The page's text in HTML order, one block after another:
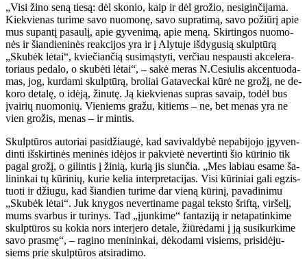
„Vi­si ži­no se­ną tie­są: dėl sko­nio, kaip ir dėl gro­žio, ne­si­gin­či­ja­ma.
Kiek­vie­nas tu­ri­me sa­vo nuo­mo­nę, sa­vo su­pra­ti­mą, sa­vo po­žiū­rį apie
mus su­pan­tį pa­sau­lį, apie gy­ve­ni­mą, apie me­ną. Skir­tin­gos nuo­mo­
nės ir šian­die­ni­nės re­ak­ci­jos yra ir į Aly­tu­je iš­dy­gu­sią skulp­tū­rą
„Sku­bėk lė­tai“, kvie­čian­čią su­si­mąs­ty­ti, ver­čiau ne­spaus­ti ak­ce­le­ra­
to­riaus pe­da­lo, o sku­bė­ti lė­tai“, – sa­kė me­ras N.Ce­siu­lis ak­cen­tuo­da­
mas, jog, kur­da­mi skulp­tū­rą, bro­liai Ga­ta­vec­kai kū­rė ne gro­žį, ne de­
ko­ro de­ta­lę, o idė­ją, ži­nu­tę. Ją kiek­vie­nas su­pras sa­vaip, to­dėl bus
įvai­rių nuo­mo­nių. Vie­niems gra­žu, ki­tiems – ne, bet me­nas yra ne
vien gro­žis, me­nas – ir min­tis.
Skulp­tū­ros au­to­riai pa­si­džiau­gė, kad sa­vi­val­dy­bė ne­pa­bi­jo­jo įgy­ven­
din­ti iš­skir­ti­nės me­ni­nės idė­jos ir pa­kvie­tė ne­ver­tin­ti šio kū­ri­nio tik
pa­gal gro­žį, o gi­lin­tis į ži­nią, ku­rią jis siun­čia. „Mes la­biau esa­me ša­
li­nin­kai tų kū­ri­nių, ku­rie ke­lia in­ter­pre­ta­ci­jas. Vi­si kū­ri­niai ga­li eg­zis­
tuo­ti ir džiu­gu, kad šian­dien tu­ri­me dar vie­ną kū­ri­nį, pa­va­di­ni­mu
„Sku­bėk lė­tai“. Juk kny­gos ne­ver­ti­na­me pa­gal teks­to šrif­tą, vir­še­lį,
mums svar­bus ir tu­ri­nys. Tad „įjun­ki­me“ fan­ta­zi­ją ir ne­ta­pa­tin­ki­me
skulp­tū­ros su ko­kia nors in­ter­je­ro de­ta­le, žiū­rė­da­mi į ją su­si­kur­ki­me
sa­vo pras­mę“, – ra­gi­no me­ni­nin­kai, dė­ko­da­mi vi­siems, pri­si­dė­ju­
siems prie skulp­tū­ros at­si­ra­di­mo.